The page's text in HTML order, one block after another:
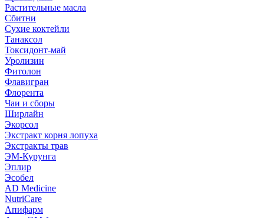
Растительные масла
Сбитни
Сухие коктейли
Танаксол
Токсидонт-май
Уролизин
Фитолон
Флавигран
Флорента
Чаи и сборы
Ширлайн
Экорсол
Экстракт корня лопуха
Экстракты трав
ЭМ-Курунга
Эплир
Эсобел
AD Medicine
NutriCare
Апифарм